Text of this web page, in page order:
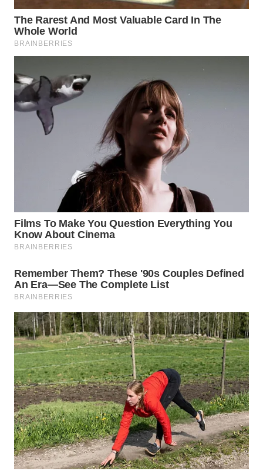
WN
SIMALUNGUN
LABUHANBATU
WN
TAPANULI
TENGAH
TEBING
TINGGI
PAKPAK
KARAWANG
WN
BEKASI
WN
BOGOR
WN
DEPOK